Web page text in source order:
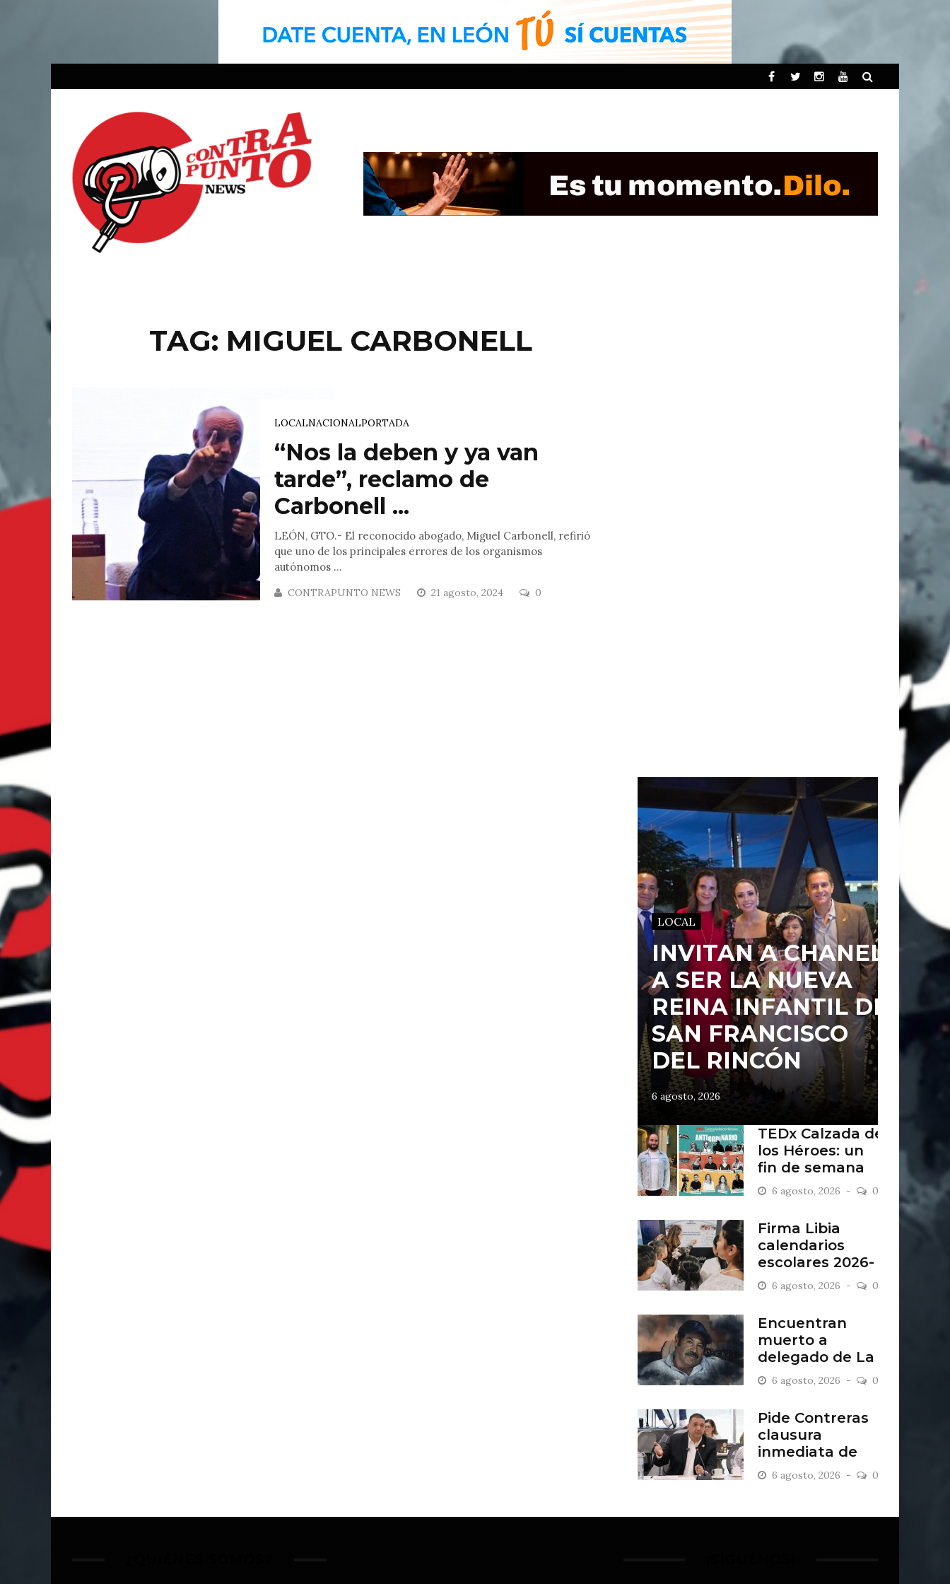
TAG: MIGUEL CARBONELL
LOCALNACIONALPORTADA
“Nos la deben y ya van
tarde”, reclamo de
Carbonell ...
LEÓN, GTO.- El reconocido abogado, Miguel Carbonell, refirió
que uno de los principales errores de los organismos
autónomos ...
CONTRAPUNTO NEWS 21 agosto, 2024 0
LOCAL
INVITAN A CHANEL
A SER LA NUEVA
REINA INFANTIL DE
SAN FRANCISCO
DEL RINCÓN
6 agosto, 2026
TEDx Calzada de
los Héroes: un
fin de semana
“Antiordinario”
en León
6 agosto, 2026 0
Firma Libia
calendarios
escolares 2026-
2027
6 agosto, 2026 0
Encuentran
muerto a
delegado de La
Sandía
6 agosto, 2026 0
Pide Contreras
clausura
inmediata de
escombrera “Los
Lopez”
6 agosto, 2026 0